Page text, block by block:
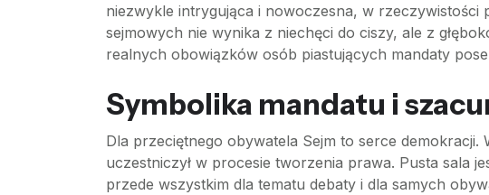
niezwykle intrygująca i nowoczesna, w rzeczywistości
sejmowych nie wynika z niechęci do ciszy, ale z
realnych obowiązków osób piastujących mandaty
Symbolika mandatu i
Dla przeciętnego obywatela Sejm to serce
uczestniczył w procesie tworzenia prawa. Pusta sala
przede wszystkim dla tematu debaty i dla samych